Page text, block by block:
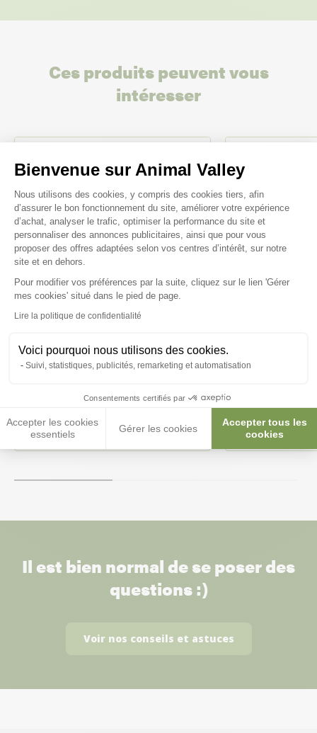
Bienvenue sur Animal Valley
Plateforme de Gestion du
Nous utilisons des cookies, y compris des cookies tiers, afin
d’assurer le bon fonctionnement du site, améliorer votre expérience
d’achat, analyser le trafic, optimiser la performance du site et
personnaliser des annonces publicitaires, ainsi que pour vous
proposer des offres adaptées selon vos centres d’intérêt, sur notre
site et en dehors.
Pour modifier vos préférences par la suite, cliquez sur le lien 'Gérer
mes cookies' situé dans le pied de page.
Lire la politique de confidentialité
Voici pourquoi nous utilisons des cookies.
Suivi, statistiques, publicités, remarketing et automatisation
Consentements certifiés par
Accepter les cookies
essentiels
Gérer les cookies
Accepter tous les
cookies
Axeptio consent
Ces produits peuvent vous
intéresser
Cage exposition Grille Noir
20,00 €
Cage
20,00 €
Il est bien normal de se poser des
questions :)
Voir nos conseils et astuces